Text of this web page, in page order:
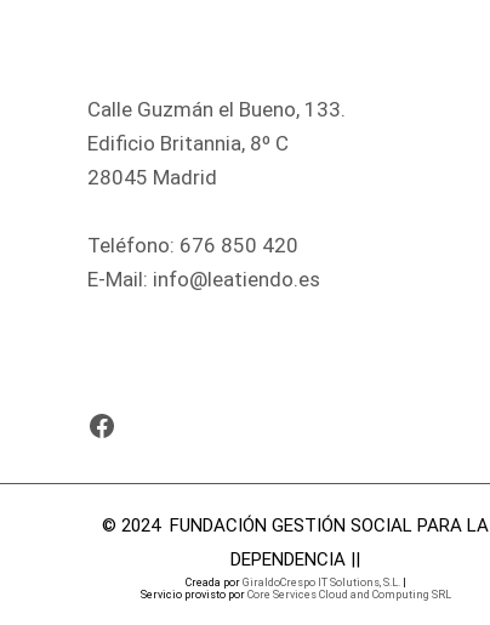
Calle Guzmán el Bueno, 133.
Edificio Britannia, 8º C
28045 Madrid
Teléfono: 676 850 420
E-Mail: info@leatiendo.es
© 2024 FUNDACIÓN GESTIÓN SOCIAL PARA LA
DEPENDENCIA ||
Creada por GiraldoCrespo IT Solutions, S.L.|
Servicio provisto por Core Services Cloud and Computing SRL